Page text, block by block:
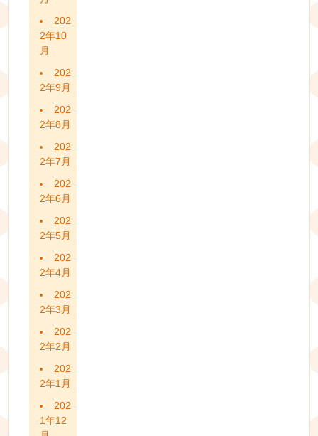
202
2年10
月
202
2年9月
202
2年8月
202
2年7月
202
2年6月
202
2年5月
202
2年4月
202
2年3月
202
2年2月
202
2年1月
202
1年12